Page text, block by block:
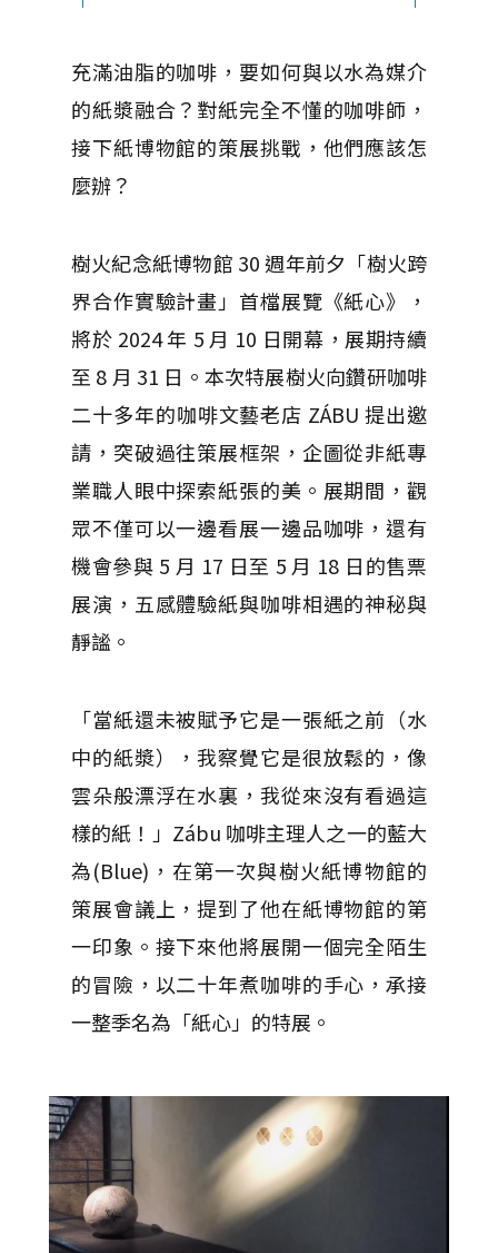
充滿油脂的咖啡，要如何與以水為媒介
的紙漿融合？對紙完全不懂的咖啡師，
接下紙博物館的策展挑戰，他們應該怎
麼辦？
樹火紀念紙博物館 30 週年前夕「樹火跨
界合作實驗計畫」首檔展覽《紙心》，
將於 2024 年 5 月 10 日開幕，展期持續
至 8 月 31 日。本次特展樹火向鑽研咖啡
二十多年的咖啡文藝老店 ZÁBU 提出邀
請，突破過往策展框架，企圖從非紙專
業職人眼中探索紙張的美。展期間，觀
眾不僅可以一邊看展一邊品咖啡，還有
機會參與 5 月 17 日至 5 月 18 日的售票
展演，五感體驗紙與咖啡相遇的神秘與
靜謐。
「當紙還未被賦予它是一張紙之前（水
中的紙漿），我察覺它是很放鬆的，像
雲朵般漂浮在水裏，我從來沒有看過這
樣的紙！」Zábu 咖啡主理人之一的藍大
為(Blue)，在第一次與樹火紙博物館的
策展會議上，提到了他在紙博物館的第
一印象。接下來他將展開一個完全陌生
的冒險，以二十年煮咖啡的手心，承接
一整季名為「紙心」的特展。